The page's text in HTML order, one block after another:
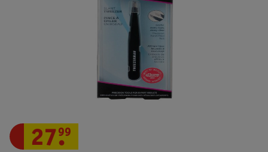
27.
99